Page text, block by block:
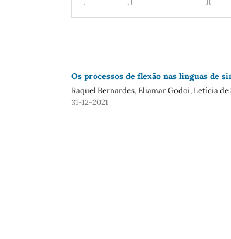
Os processos de flexão nas línguas de
Raquel Bernardes, Eliamar Godoi, Letícia
31-12-2021